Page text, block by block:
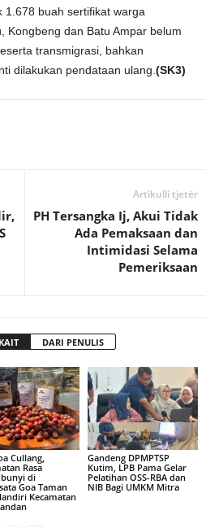
1.678 buah sertifikat warga
Kongbeng dan Batu Ampar belum
transmigrasi, bahkan
dilakukan pendataan ulang. (SK3)
Artikulli tjetër
PH Tersangka Ij, Akui Tidak
Ada Pemaksaan dan
Intimidasi Selama
Pemeriksaan
DARI PENULIS
Cullang,
Rasa
di
Goa Taman
Kecamatan
Gandeng DPMPTSP
Kutim, LPB Pama Gelar
Pelatihan OSS-RBA dan
NIB Bagi UMKM Mitra